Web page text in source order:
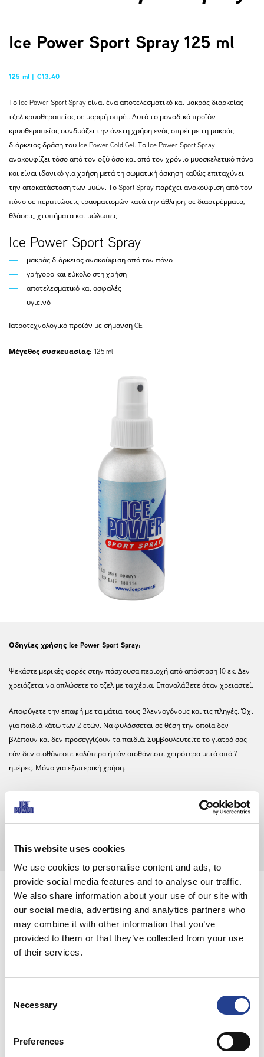
This website uses cookies
We use cookies to personalise content and ads, to
provide social media features and to analyse our traffic.
We also share information about your use of our site with
our social media, advertising and analytics partners who
may combine it with other information that you’ve
provided to them or that they’ve collected from your use
of their services.
Selection
Necessary
Preferences
Ice Power Sport Spray 125 ml
125 ml | €13.40
Το Ice Power Sport Spray είναι ένα αποτελεσματικό και μακράς διαρκείας
τζελ κρυοθεραπείας σε μορφή σπρέι. Αυτό το μοναδικό προϊόν
κρυοθεραπείας συνδυάζει την άνετη χρήση ενός σπρέι με τη μακράς
διάρκειας δράση του Ice Power Cold Gel. Το Ice Power Sport Spray
ανακουφίζει τόσο από τον οξύ όσο και από τον χρόνιο μυοσκελετικό πόνο
και είναι ιδανικό για χρήση μετά τη σωματική άσκηση καθώς επιταχύνει
την αποκατάσταση των μυών. Το Sport Spray παρέχει ανακούφιση από τον
πόνο σε περιπτώσεις τραυματισμών κατά την άθληση, σε διαστρέμματα,
θλάσεις, χτυπήματα και μώλωπες.
Ice Power Sport Spray
μακράς διάρκειας ανακούφιση από τον πόνο
γρήγορο και εύκολο στη χρήση
αποτελεσματικό και ασφαλές
υγιεινό
Ιατροτεχνολογικό προϊόν με σήμανση CE
Μέγεθος συσκευασίας: 125 ml
Οδηγίες χρήσης Ice Power Sport Spray:
Ψεκάστε μερικές φορές στην πάσχουσα περιοχή από απόσταση 10 εκ. Δεν
χρειάζεται να απλώσετε το τζελ με τα χέρια. Επαναλάβετε όταν χρειαστεί.
Αποφύγετε την επαφή με τα μάτια, τους βλεννογόνους και τις πληγές. Όχι
για παιδιά κάτω των 2 ετών. Να φυλάσσεται σε θέση την οποία δεν
βλέπουν και δεν προσεγγίζουν τα παιδιά. Συμβουλευτείτε το γιατρό σας
εάν δεν αισθάνεστε καλύτερα ή εάν αισθάνεστε χειρότερα μετά από 7
ημέρες. Μόνο για εξωτερική χρήση.
Δεν συνιστάται η χρήση του κατά τη διάρκεια της εγκυμοσύνης ή του
θηλασμού, επειδή το προϊόν δεν έχει υποβληθεί σε κλινικές δοκιμές σε
έγκυες γυναίκες. Σε αυτές τις περιπτώσεις, η έναρξη της χρήσης θα πρέπει
Σημεία πώλησης
Θα βρείτε την ολοκληρωμένη σειρά προϊόντων
Επιλέξτε τη χώρα σας